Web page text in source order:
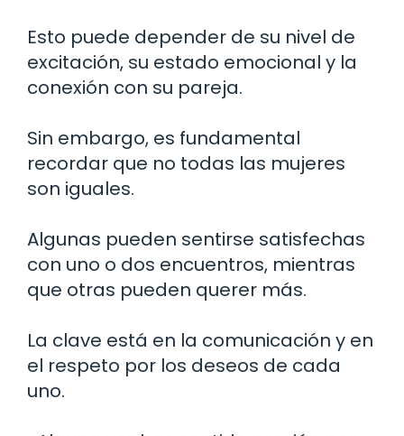
Esto puede depender de su nivel de
excitación, su estado emocional y la
conexión con su pareja.
Sin embargo, es fundamental
recordar que no todas las mujeres
son iguales.
Algunas pueden sentirse satisfechas
con uno o dos encuentros, mientras
que otras pueden querer más.
La clave está en la comunicación y en
el respeto por los deseos de cada
uno.